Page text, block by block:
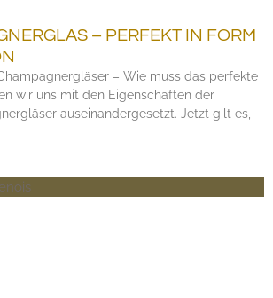
– PERFEKT IN FORM
– Wie muss das perfekte
wir uns mit den Eigenschaften der
auseinandergesetzt. Jetzt gilt es,